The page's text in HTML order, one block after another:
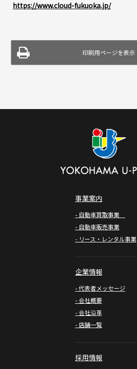
https://www.cloud-fukuoka.jp/
印刷用ページを表示
事業案内
- 自動車買取事業
- 自動車販売事業
- リース・レンタル事業
企業情報
- 代表者メッセージ
- 会社概要
- 会社沿革
- 店舗一覧
採用情報